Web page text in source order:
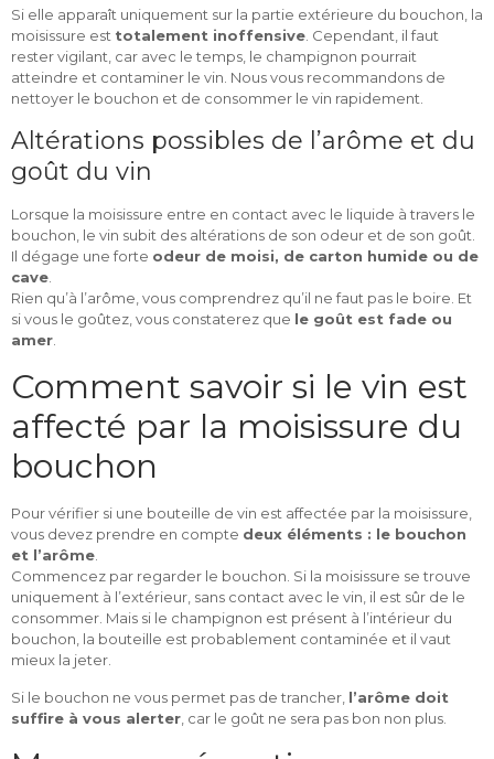
Si elle apparaît uniquement sur la partie extérieure du bouchon, la
moisissure est totalement inoffensive . Cependant, il faut
rester vigilant, car avec le temps, le champignon pourrait
atteindre et contaminer le vin. Nous vous recommandons de
nettoyer le bouchon et de consommer le vin rapidement.
Altérations possibles de l’arôme et du
goût du vin
Lorsque la moisissure entre en contact avec le liquide à travers le
bouchon, le vin subit des altérations de son odeur et de son goût.
Il dégage une forte odeur de moisi, de carton humide ou de
cave
Rien qu’à l’arôme, vous comprendrez qu’il ne faut pas le boire. Et
si vous le goûtez, vous constaterez que le goût est fade ou
amer
Comment savoir si le vin est
affecté par la moisissure du
bouchon
Pour vérifier si une bouteille de vin est affectée par la moisissure,
vous devez prendre en compte deux éléments : le bouchon
et l’arôme
Commencez par regarder le bouchon. Si la moisissure se trouve
uniquement à l’extérieur, sans contact avec le vin, il est sûr de le
consommer. Mais si le champignon est présent à l’intérieur du
bouchon, la bouteille est probablement contaminée et il vaut
mieux la jeter.
Si le bouchon ne vous permet pas de trancher, l’arôme doit
suffire à vous alerter , car le goût ne sera pas bon non plus.